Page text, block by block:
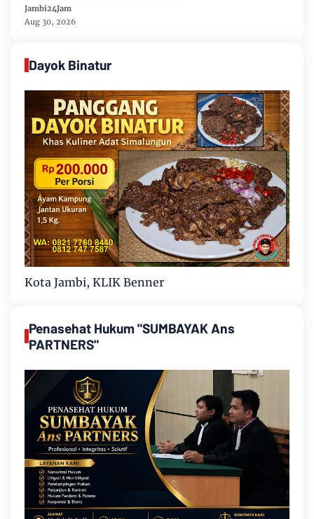
Jambi24Jam
Aug 30, 2026
Dayok Binatur
Kota Jambi, KLIK Benner
Penasehat Hukum "SUMBAYAK Ans
PARTNERS"